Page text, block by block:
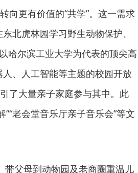
向更有价值的“共学”。这一需求
北虎林园学习野生动物保护、
哈尔滨工业大学为代表的顶尖高
、人工智能等主题的校园开放
了大量亲子家庭参与其中。此
老会堂音乐厅亲子音乐会”等文
带父母到动物园及老商圈重温儿